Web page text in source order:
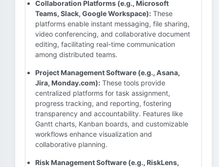
Collaboration Platforms (e.g., Microsoft
Teams, Slack, Google Workspace): These
platforms enable instant messaging, file sharing,
video conferencing, and collaborative document
editing, facilitating real-time communication
among distributed teams.
Project Management Software (e.g., Asana,
Jira, Monday.com): These tools provide
centralized platforms for task assignment,
progress tracking, and reporting, fostering
transparency and accountability. Features like
Gantt charts, Kanban boards, and customizable
workflows enhance visualization and
collaborative planning.
Risk Management Software (e.g., RiskLens,